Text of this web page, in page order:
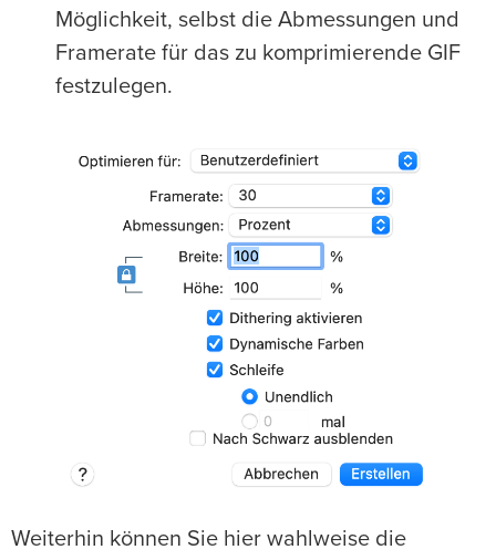
Möglichkeit, selbst die Abmessungen und
Framerate für das zu komprimierende GIF
festzulegen.
Weiterhin können Sie hier wahlweise die